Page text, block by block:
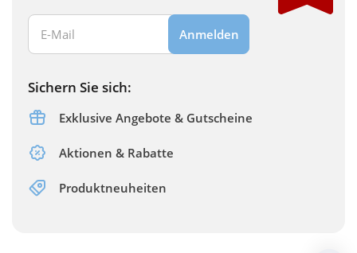
Ihre E-Mail Adresse:
Anmelden
Sichern Sie sich:
Exklusive Angebote & Gutscheine
Aktionen & Rabatte
Produktneuheiten